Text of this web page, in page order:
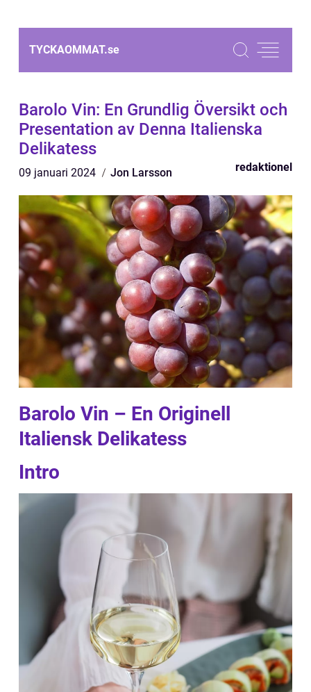
TYCKAOMMAT.se
Barolo Vin: En Grundlig Översikt och
Presentation av Denna Italienska
Delikatess
09 januari 2024 Jon Larsson redaktionel
Barolo Vin – En Originell
Italiensk Delikatess
Intro